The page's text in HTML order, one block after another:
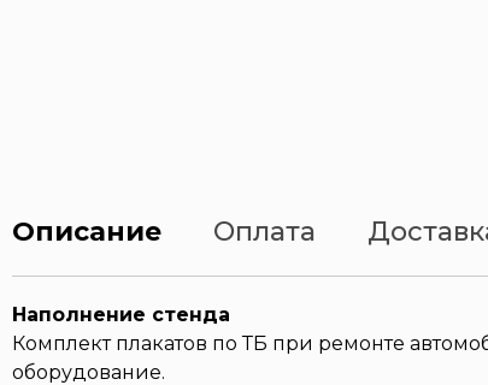
Описание Оплата
Наполнение стенда
Комплект плакатов по ТБ при ремонте
оборудование.